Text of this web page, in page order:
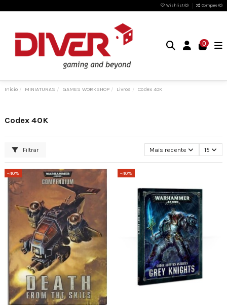
Wishlist (0) Compare (0)
0
Início MINIATURAS GAMES WORKSHOP Livros Codex 40K
Codex 40K
Filtrar Mais recente 15
-40% -40%